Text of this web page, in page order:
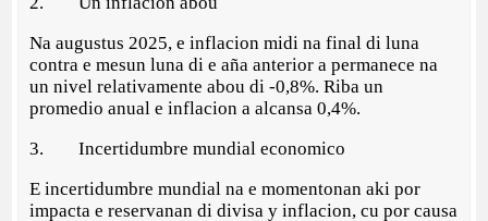
Na augustus 2025, e inflacion midi na final di luna
contra e mesun luna di e aña anterior a permanece na
un nivel relativamente abou di -0,8%. Riba un
promedio anual e inflacion a alcansa 0,4%.
3. Incertidumbre mundial economico
E incertidumbre mundial na e momentonan aki por
impacta e reservanan di divisa y inflacion, cu por causa